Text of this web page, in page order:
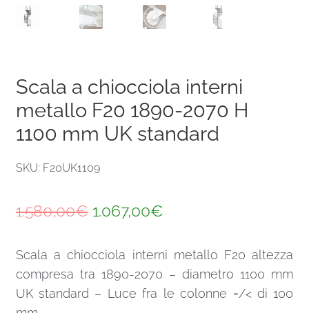
Scala a chiocciola interni
metallo F20 1890-2070 H
1100 mm UK standard
SKU: F20UK1109
1.580,00€ Il
originale
era:
1.067,00€Il
attuale
è:
Scala a chiocciola interni metallo F20 altezza
compresa tra 1890-2070 – diametro 1100 mm
UK standard – Luce fra le colonne =/< di 100